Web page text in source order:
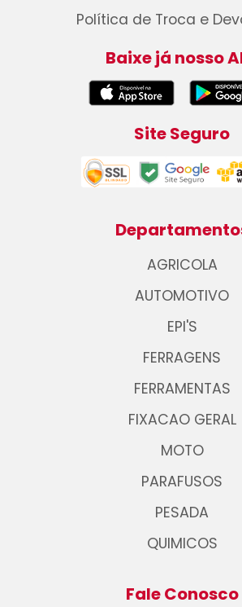
Política de Troca e
Baixe já nosso
Site Seguro
AGRICOLA
AUTOMOTIVO
EPI'S
FERRAGENS
FERRAMENTAS
FIXACAO GERAL
MOTO
PARAFUSOS
PESADA
QUIMICOS
Fale Conosco